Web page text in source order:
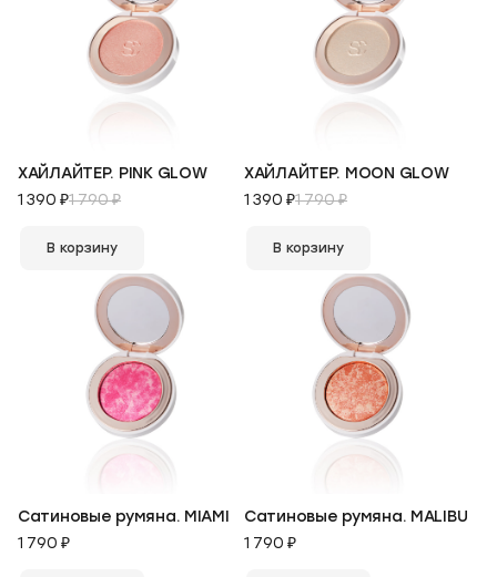
ХАЙЛАЙТЕР. PINK GLOW
1 390 ₽1 790 ₽
В корзину
ХАЙЛАЙТЕР. MOON GLOW
1 390 ₽1 790 ₽
В корзину
Сатиновые румяна. MIAMI
1 790 ₽
Сатиновые румяна. MALIBU
1 790 ₽